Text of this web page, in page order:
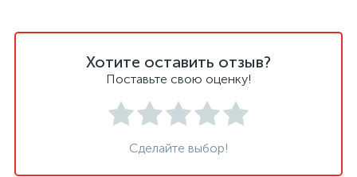
Хотите оставить отзыв?
Поставьте свою оценку!
Сделайте выбор!